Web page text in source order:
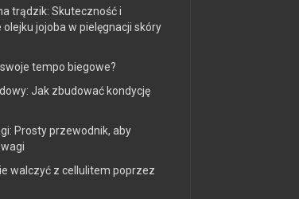
trądzik: Skuteczność i
jojoba w pielęgnacji skóry
tempo biegowe?
Jak zbudować kondycję
Prosty przewodnik, aby
walczyć z cellulitem poprzez